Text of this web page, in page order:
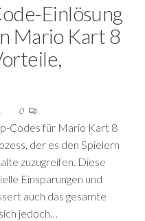
Einlösung
Mario Kart 8
0
Codes für Mario Kart 8
der es den Spielern
zuzugreifen. Diese
Einsparungen und
auch das gesamte
jedoch…